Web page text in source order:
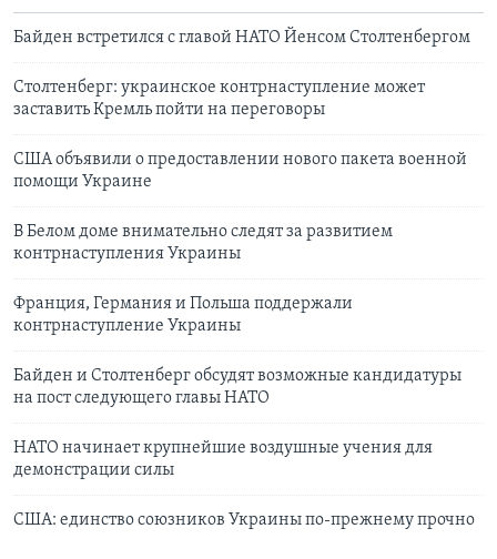
Байден встретился с главой НАТО Йенсом Столтенбергом
Столтенберг: украинское контрнаступление может
заставить Кремль пойти на переговоры
США объявили о предоставлении нового пакета военной
помощи Украине
В Белом доме внимательно следят за развитием
контрнаступления Украины
Франция, Германия и Польша поддержали
контрнаступление Украины
Байден и Столтенберг обсудят возможные кандидатуры
на пост следующего главы НАТО
НАТО начинает крупнейшие воздушные учения для
демонстрации силы
США: единство союзников Украины по-прежнему прочно